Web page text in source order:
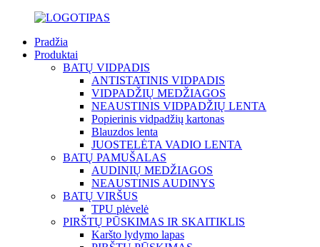
Pradžia
Produktai
BATŲ VIDPADIS
ANTISTATINIS VIDPADIS
VIDPADŽIŲ MEDŽIAGOS
NEAUSTINIS VIDPADŽIŲ LENTA
Popierinis vidpadžių kartonas
Blauzdos lenta
JUOSTELĖTA VADIO LENTA
BATŲ PAMUŠALAS
AUDINIŲ MEDŽIAGOS
NEAUSTINIS AUDINYS
BATŲ VIRŠUS
TPU plėvelė
PIRŠTŲ PŪSKIMAS IR SKAITIKLIS
Karšto lydymo lapas